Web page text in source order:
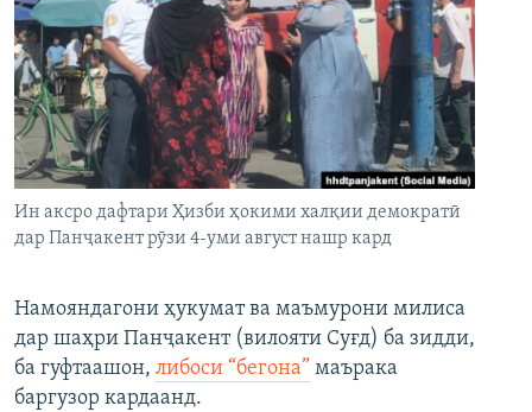
Ин аксро дафтари Ҳизби ҳокими халқии демократӣ
дар Панҷакент рӯзи 4-уми август нашр кард
Намояндагони ҳукумат ва маъмурони милиса
дар шаҳри Панҷакент (вилояти Суғд) ба зидди,
ба гуфтаашон, либоси “бегона” маърака
баргузор кардаанд.